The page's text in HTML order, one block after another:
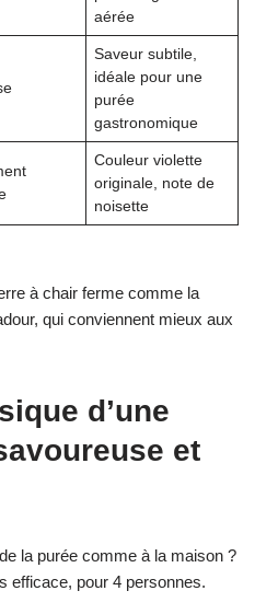
aérée
Saveur subtile,
idéale pour une
purée
gastronomique
Couleur violette
originale, note de
noisette
à chair ferme comme la
qui conviennent mieux aux
d’une
et
la purée comme à la maison ?
efficace, pour 4 personnes.